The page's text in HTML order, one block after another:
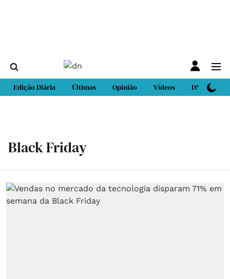
Edição Diária Últimas Opinião Vídeos DN Sport
Black Friday